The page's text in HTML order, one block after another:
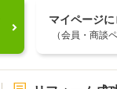
マイページ
（会員・商談